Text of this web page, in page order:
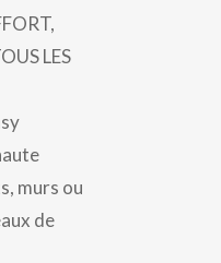
LES
murs ou
de